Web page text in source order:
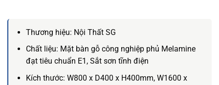
Thương hiệu: Nội Thất SG
Chất liệu: Mặt bàn gỗ công nghiệp phủ Melamine
đạt tiêu chuẩn E1, Sắt sơn tĩnh điện
Kích thước: W800 x D400 x H400mm, W1600 x